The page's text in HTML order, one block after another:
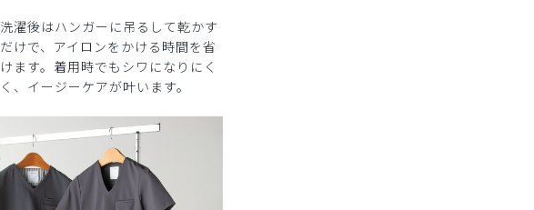
洗濯後はハンガーに吊るして乾かす
だけで、アイロンをかける時間を省
けます。着用時でもシワになりにく
く、イージーケアが叶います。